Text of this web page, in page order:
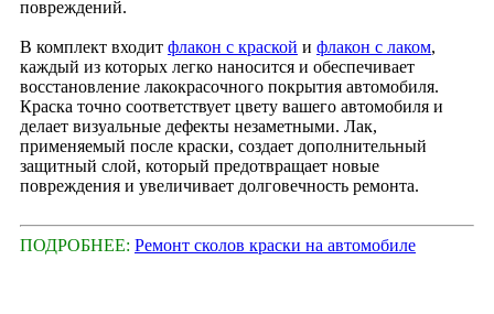
повреждений.
В комплект входит флакон с краской и флакон с лаком,
каждый из которых легко наносится и обеспечивает
восстановление лакокрасочного покрытия автомобиля.
Краска точно соответствует цвету вашего автомобиля и
делает визуальные дефекты незаметными. Лак,
применяемый после краски, создает дополнительный
защитный слой, который предотвращает новые
повреждения и увеличивает долговечность ремонта.
ПОДРОБНЕЕ: Ремонт сколов краски на автомобиле